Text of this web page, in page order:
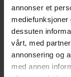
annonser et
dessuten
vårt, med
annonsering og
med annen
Enhetlig
gjennomført
Minimalistisk
gir en moderne
Komfortabel